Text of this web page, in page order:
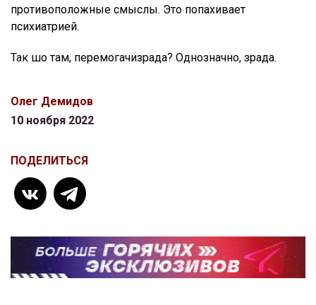
противоположные смыслы. Это попахивает
психиатрией.
Так шо там, перемогачизрада? Однозначно, зрада.
Олег Демидов
10 ноября 2022
ПОДЕЛИТЬСЯ